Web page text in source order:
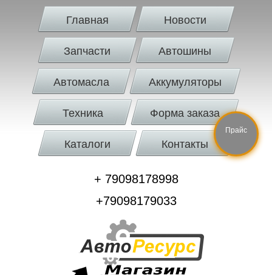
Главная Новости
Запчасти Автошины
Автомасла Аккумуляторы
Техника Форма заказа
Каталоги Контакты
+ 79098178998
+79098179033
Прайс